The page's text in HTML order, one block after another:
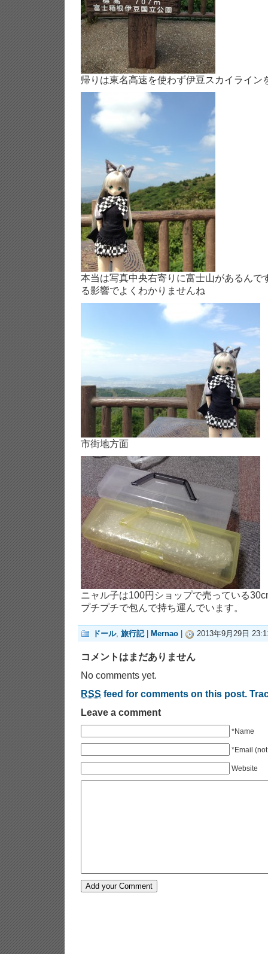
帰りは東名高速を使わず伊豆スカイライン
本当は写真中央右寄りに富士山があるんで
る影響でよくわかりませんね
市街地方面
ニャル子は100円ショップで売っている
プチプチで包んで持ち運んでいます。
ドール, 旅行記| Mernao 2013年9月29日
コメントはまだありません
No comments yet.
RSS feed for comments on this post.
Leave a comment
*Name
*Email
Website